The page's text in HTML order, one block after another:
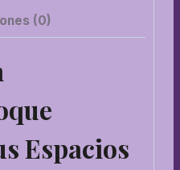
(0)
Espacios